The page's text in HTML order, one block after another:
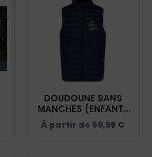
DOUDOUNE SANS
MANCHES (ENFANT)
- CENTRE ÉQUESTRE
DU PARC - NAVY -
À partir de 59,99 €